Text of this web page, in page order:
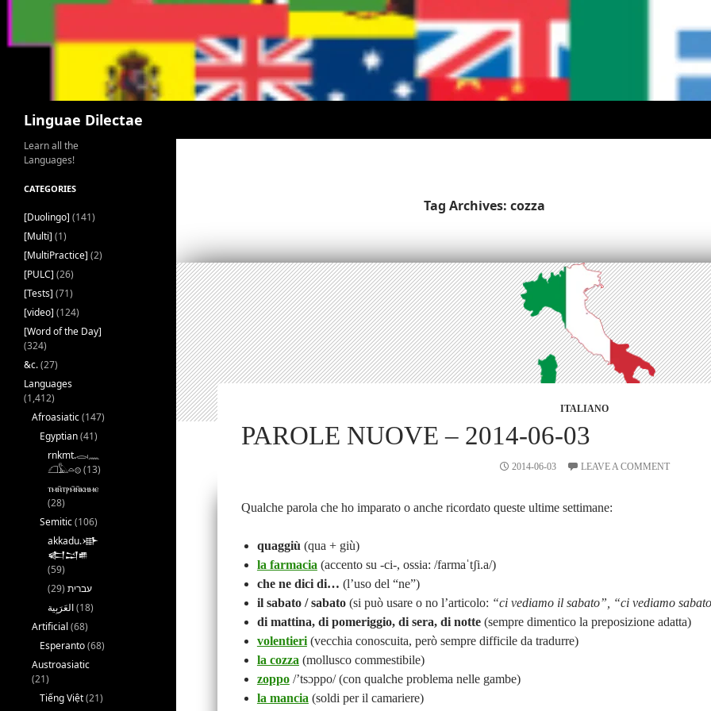
Linguae Dilectae
Tag Archives: cozza
ITALIANO
PAROLE NUOVE – 2014-06-03
2014-06-03 LEAVE A COMMENT
Qualche parola che ho imparato o anche ricordato queste ultime settimane:
quaggiù (qua + giù)
la farmacia (accento su -ci-, ossia: /farmaˈtʃi.a/)
che ne dici di… (l’uso del “ne”)
il sabato / sabato(si può usare o no l’articolo: “ci vediamo il sabato”, “ci vediamo
di mattina, di pomeriggio, di sera, di notte(sempre dimentico la preposizione adatta)
volentieri(vecchia conoscuita, però sempre difficile da tradurre)
la cozza (mollusco commestibile)
zoppo/’tsɔppo/ (con qualche problema nelle gambe)
la mancia (soldi per il camariere)
Learn all the
Languages!
CATEGORIES
[Duolingo] (141)
[Multi] (1)
[MultiPractice] (2)
[PULC] (26)
[Tests] (71)
[video] (124)
[Word of the Day]
(324)
&c.(27)
Languages
(1,412)
Afroasiatic(147)
Egyptian(41)
rnkmt.𓂋𓏺𓈖
𓆎𓅓𓏏𓊖(13)
ⲧⲙⲛ̄ⲧⲣⲙ̄ⲛ̄ⲕⲏⲙⲉ
(28)
Semitic(106)
akkadu.𒀝
𒅗𒁺𒌑
(59)
עברית (29)
(18)
Artificial (68)
Esperanto(68)
Austroasiatic
(21)
Tiếng Việt(21)